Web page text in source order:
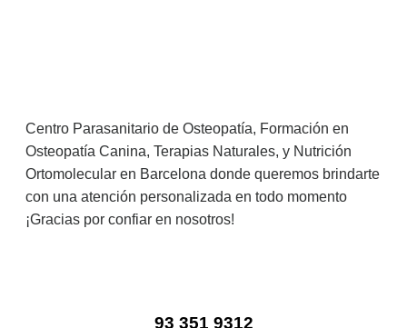
Centro Parasanitario de Osteopatía, Formación en
Osteopatía Canina, Terapias Naturales, y Nutrición
Ortomolecular en Barcelona donde queremos brindarte
con una atención personalizada en todo momento
¡Gracias por confiar en nosotros!
93 351 9312